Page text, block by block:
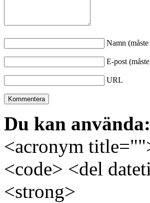
Namn (måste
E-post
URL
Du kan använda:
<acronym
<code> <del
<strong>